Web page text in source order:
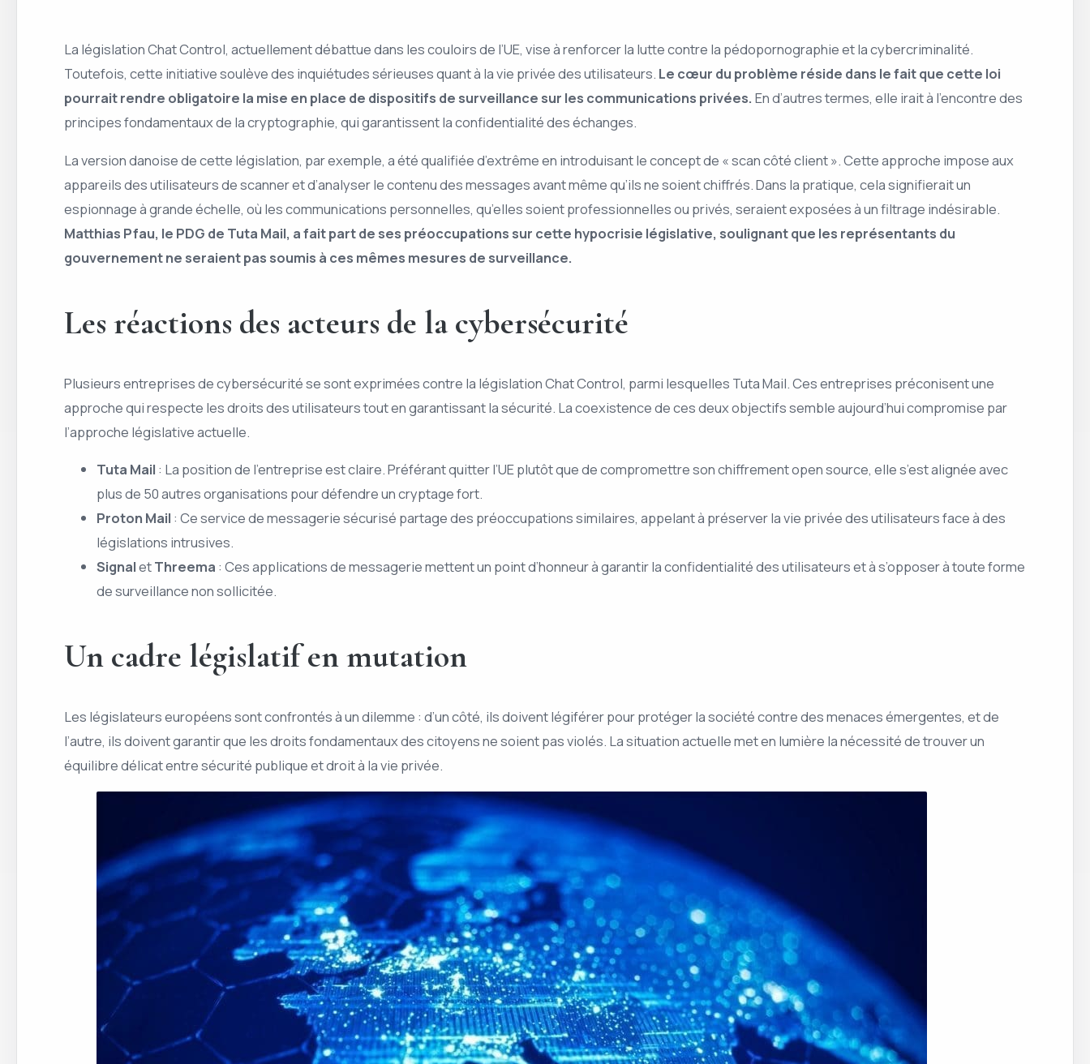
La législation Chat Control, actuellement débattue dans les couloirs de l’UE, vise à renforcer la lutte contre la pédopornographie et la cybercriminalité.
Toutefois, cette initiative soulève des inquiétudes sérieuses quant à la vie privée des utilisateurs. Le cœur du problème réside dans le fait que cette loi
pourrait rendre obligatoire la mise en place de dispositifs de surveillance sur les communications privées. En d’autres termes, elle irait à l’encontre des
principes fondamentaux de la cryptographie, qui garantissent la confidentialité des échanges.
La version danoise de cette législation, par exemple, a été qualifiée d’extrême en introduisant le concept de « scan côté client ». Cette approche impose aux
appareils des utilisateurs de scanner et d’analyser le contenu des messages avant même qu’ils ne soient chiffrés. Dans la pratique, cela signifierait un
espionnage à grande échelle, où les communications personnelles, qu’elles soient professionnelles ou privés, seraient exposées à un filtrage indésirable.
Matthias Pfau, le PDG de Tuta Mail, a fait part de ses préoccupations sur cette hypocrisie législative, soulignant que les représentants du
gouvernement ne seraient pas soumis à ces mêmes mesures de surveillance.
Les réactions des acteurs de la cybersécurité
Plusieurs entreprises de cybersécurité se sont exprimées contre la législation Chat Control, parmi lesquelles Tuta Mail. Ces entreprises préconisent une
approche qui respecte les droits des utilisateurs tout en garantissant la sécurité. La coexistence de ces deux objectifs semble aujourd’hui compromise par
l’approche législative actuelle.
Tuta Mail : La position de l’entreprise est claire. Préférant quitter l’UE plutôt que de compromettre son chiffrement open source, elle s’est alignée avec
plus de 50 autres organisations pour défendre un cryptage fort.
Proton Mail : Ce service de messagerie sécurisé partage des préoccupations similaires, appelant à préserver la vie privée des utilisateurs face à des
législations intrusives.
SignaletThreema : Ces applications de messagerie mettent un point d’honneur à garantir la confidentialité des utilisateurs et à s’opposer à toute forme
de surveillance non sollicitée.
Un cadre législatif en mutation
Les législateurs européens sont confrontés à un dilemme : d’un côté, ils doivent légiférer pour protéger la société contre des menaces émergentes, et de
l’autre, ils doivent garantir que les droits fondamentaux des citoyens ne soient pas violés. La situation actuelle met en lumière la nécessité de trouver un
équilibre délicat entre sécurité publique et droit à la vie privée.